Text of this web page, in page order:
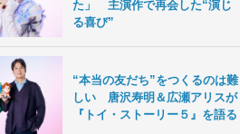
た」 主演作で再会した“演じ
る喜び”
“本当の友だち”をつくるのは難
しい 唐沢寿明＆広瀬アリスが
『トイ・ストーリー５』を語る